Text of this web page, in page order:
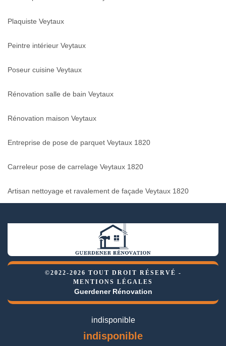
Plaquiste Veytaux
Peintre intérieur Veytaux
Poseur cuisine Veytaux
Rénovation salle de bain Veytaux
Rénovation maison Veytaux
Entreprise de pose de parquet Veytaux 1820
Carreleur pose de carrelage Veytaux 1820
Artisan nettoyage et ravalement de façade Veytaux 1820
©2022-2026 TOUT DROIT RÉSERVÉ -
MENTIONS LÉGALES
Guerdener Rénovation
indisponible
indisponible